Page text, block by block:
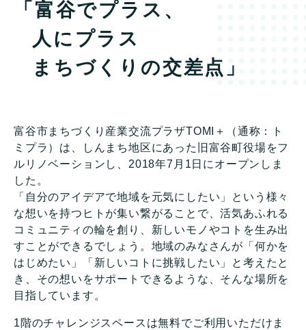
「富谷でプラス、
人にプラス
まちづくりの交差点」
富谷市まちづくり産業交流プラザTOMI＋（通称：ト
ミプラ）は、しんまち地区にあった旧富谷町役場をフ
ルリノベーションし、2018年7月1日にオープンしま
した。
「自分のアイデアで地域を元気にしたい」という様々
な想いを持つヒトが集い繋がることで、活気あふれる
コミュニティの輪を創り、新しいモノやコトを生み出
すことができるでしょう。地域のみなさんが「何かを
はじめたい」「新しいコトに挑戦したい」と考えたと
き、その想いをサポートできるような、そんな場所を
目指しています。
1階のチャレンジスペースは無料でご利用いただけま